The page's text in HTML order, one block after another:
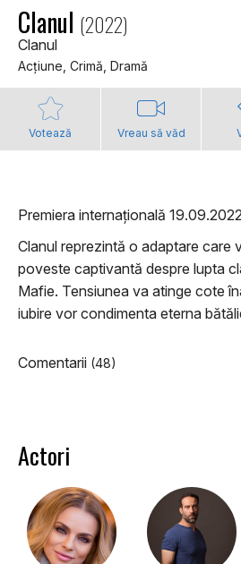
Clanul (2022)
Clanul
Acţiune, Crimă, Dramă
Votează Vreau să văd
Premiera internațională
Clanul reprezintă o adaptare care
poveste captivantă despre lupta
Mafie. Tensiunea va atinge cote
iubire vor condimenta eterna
Comentarii (48)
Actori